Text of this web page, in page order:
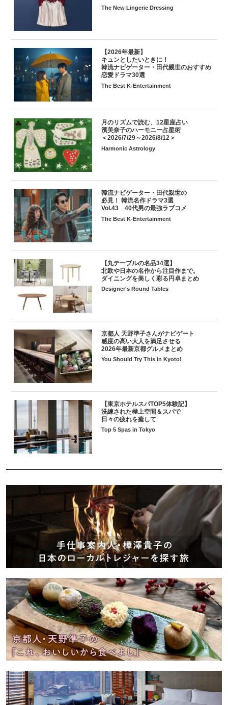
The New Lingerie Dressing
【2026年最新】
キュンとしたいときに！
韓流ナビゲーター・田代親世のおすすめ
恋愛ドラマ30選
The Best K-Entertainment
月のリズムで読む、12星座占い
濱美奈子のハーモニー占星術
＜2026/7/29～2026/8/12＞
Harmonic Astrology
韓流ナビゲーター・田代親世の
必見！ 韓流名作ドラマ3選
Vol.43 40代男の最強ラブコメ
The Best K-Entertainment
【丸テーブルの名品34選】
北欧や日本の名作から注目作まで。
ダイニングを美しく彩る円卓まとめ
Designer's Round Tables
京都人 天野準子さんがナビゲート
感度の高い大人を満足させる
2026年最新京都グルメまとめ
You Should Try This in Kyoto!
【東京ホテルスパTOP5体験記】
洗練された極上空間＆スパで
日々の疲れを癒して
Top 5 Spas in Tokyo